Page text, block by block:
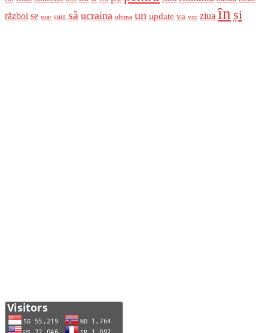
război se sua: sunt să ucraina ultima un update va vor ziua în și